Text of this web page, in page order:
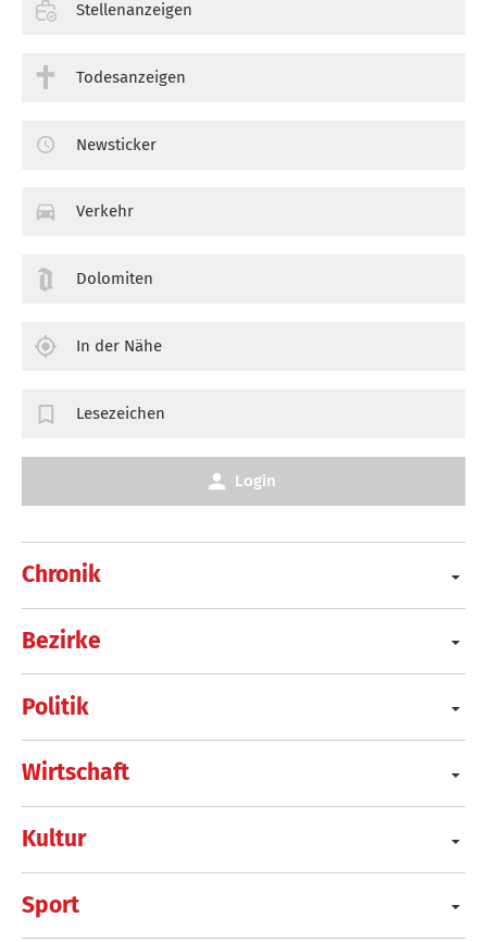
Chronik
Bezirke
Politik
Wirtschaft
Kultur
Sport
Stellenanzeigen
Todesanzeigen
Newsticker
Verkehr
Dolomiten
In der Nähe
Lesezeichen
Login